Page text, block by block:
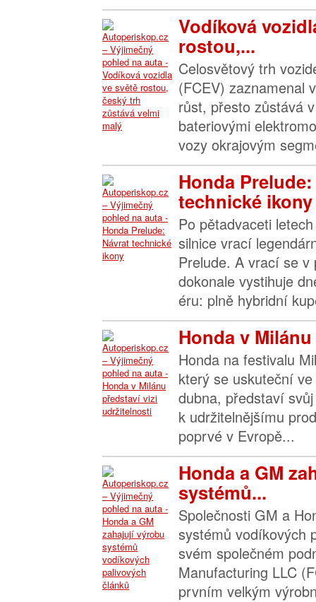
Vodíková
rostou,...
Celosvětový trh
(FCEV) zaznamenal
růst, přesto zůstává
bateriovými
vozy okrajovým
Honda
technické ikony
Po pětadvaceti
silnice vrací
Prelude. A vrací se v
dokonale vystihuje
éru: plně hybridní
Honda v
Honda na festivalu
který se uskuteční
dubna, představí
k udržitelnějšímu
poprvé v Evropě...
Honda a GM
systémů...
Společnosti GM a
systémů vodíkových
svém společném
Manufacturing LLC
prvním velkým